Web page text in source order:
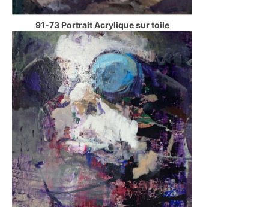
91-73 Portrait Acrylique sur toile